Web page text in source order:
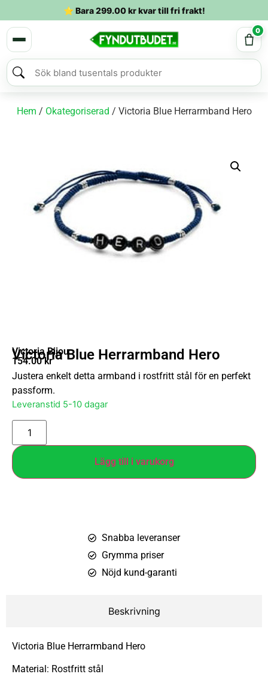
⭐ Bara299.00krkvar till fri frakt!
0
Hem / Okategoriserad / Victoria Blue Herrarmband Hero
Victoria Bijou
Victoria Blue Herrarmband Hero
154.00kr
Justera enkelt detta armband i rostfritt stål för en perfekt
passform.
Leveranstid 5-10 dagar
Lägg till i varukorg
Snabba leveranser
Grymma priser
Nöjd kund-garanti
Beskrivning
Victoria Blue Herrarmband Hero
Material: Rostfritt stål